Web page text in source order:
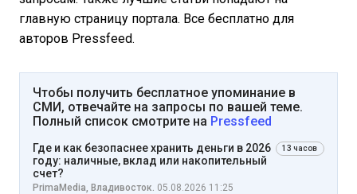
главную страницу портала. Все бесплатно для
авторов Pressfeed.
Чтобы получить бесплатное упоминание в
СМИ, отвечайте на запросы по вашей теме.
Полный список смотрите на Pressfeed
Где и как безопаснее хранить деньги в 2026
году: наличные, вклад или накопительный
счет?
13 часов
PrimaMedia, Владивосток. 05.08.2026 11:25